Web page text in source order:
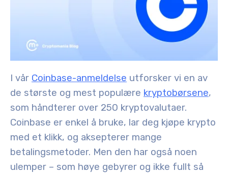
I vår Coinbase-anmeldelse utforsker vi en av
de største og mest populære kryptobørsene,
som håndterer over 250 kryptovalutaer.
Coinbase er enkel å bruke, lar deg kjøpe krypto
med et klikk, og aksepterer mange
betalingsmetoder. Men den har også noen
ulemper – som høye gebyrer og ikke fullt så